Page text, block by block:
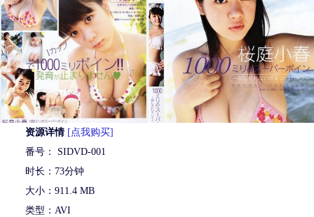
资源详情 [点我购买]
番号： SIDVD-001
时长：73分钟
大小：911.4 MB
类型：AVI